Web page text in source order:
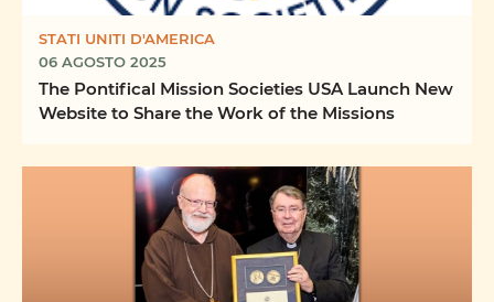
STATI UNITI D'AMERICA
06 AGOSTO 2025
The Pontifical Mission Societies USA Launch New
Website to Share the Work of the Missions